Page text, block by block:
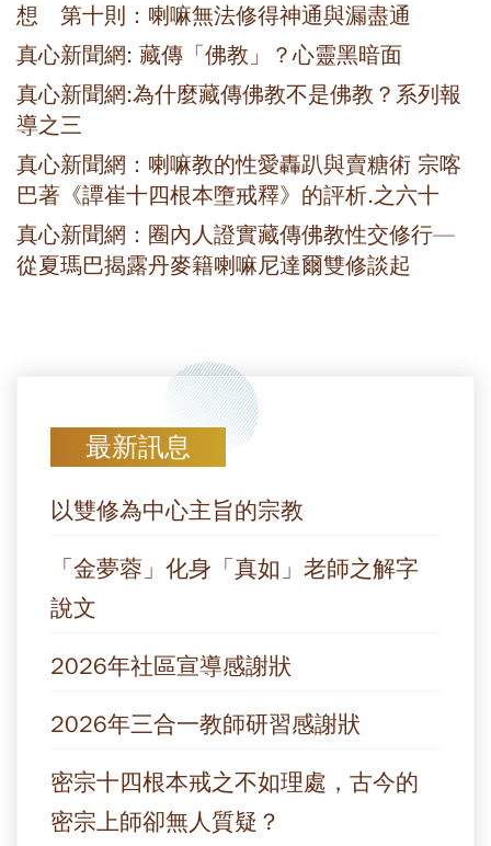
想 第十則：喇嘛無法修得神通與漏盡通
真心新聞網: 藏傳「佛教」？心靈黑暗面
真心新聞網:為什麼藏傳佛教不是佛教？系列報
導之三
真心新聞網：喇嘛教的性愛轟趴與賣糖術 宗喀
巴著《譚崔十四根本墮戒釋》的評析.之六十
真心新聞網：圈內人證實藏傳佛教性交修行—
從夏瑪巴揭露丹麥籍喇嘛尼達爾雙修談起
最新訊息
以雙修為中心主旨的宗教
「金夢蓉」化身「真如」老師之解字
說文
2026年社區宣導感謝狀
2026年三合一教師研習感謝狀
密宗十四根本戒之不如理處，古今的
密宗上師卻無人質疑？